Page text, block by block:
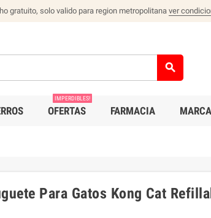
gratuito, solo valido para region metropolitanaver
search
OFERTAS
IMPERDIBLES!
FARMACIA
Para Gatos Kong Cat